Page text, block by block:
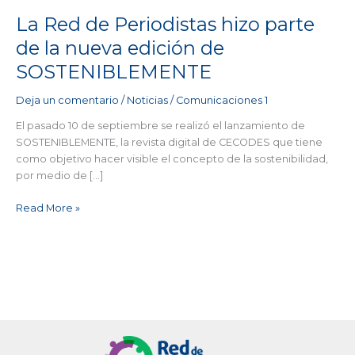
La Red de Periodistas hizo parte
de la nueva edición de
SOSTENIBLEMENTE
Deja un comentario / Noticias/ Comunicaciones 1
El pasado 10 de septiembre se realizó el lanzamiento de
SOSTENIBLEMENTE, la revista digital de CECODES que tiene
como objetivo hacer visible el concepto de la sostenibilidad,
por medio de […]
edición
de
SOSTENIBLEMENTE
Read More »